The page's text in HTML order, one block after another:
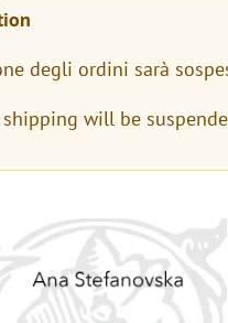
degli ordini sarà
will be